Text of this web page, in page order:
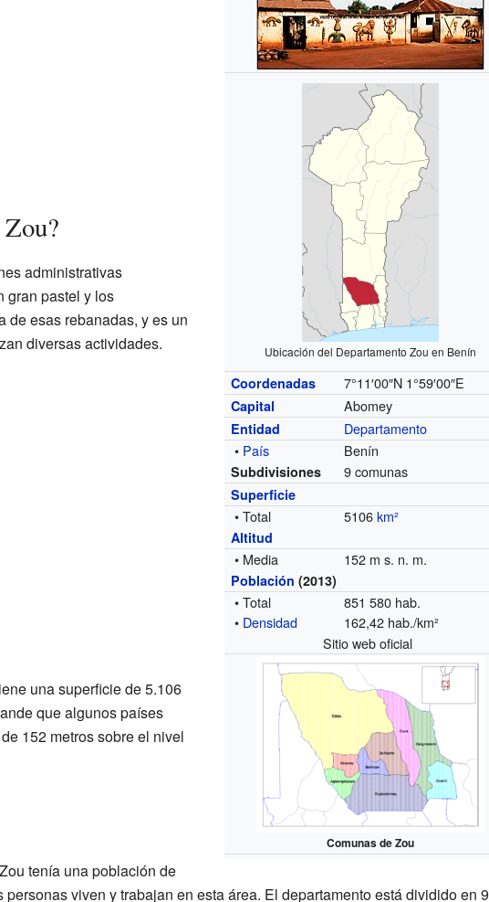
Ubicación del Departamento Zou en Benín
Coordenadas 7°11′00″N 1°59′00″E
Capital Abomey
Entidad
Departamento
• País Benín
Subdivisiones 9 comunas
Superficie
• Total 5106km²
Altitud
• Media 152 m s. n. m.
Población (2013)
• Total
851 580 hab.
• Densidad
162,42 hab./km²
Sitio web oficial
Comunas de Zou
administrativas
gran pastel y los
de esas rebanadas, y es un
diversas actividades.
una superficie de 5.106
que algunos países
152 metros sobre el nivel
tenía una población de
viven y trabajan en esta área. El departamento está dividido en 9